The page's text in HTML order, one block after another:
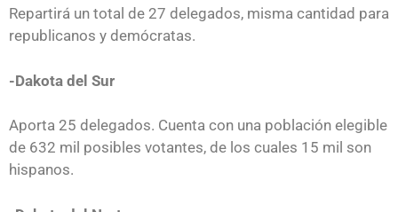
Repartirá un total de 27 delegados, misma cantidad para
republicanos y demócratas.
-Dakota del Sur
Aporta 25 delegados. Cuenta con una población elegible
de 632 mil posibles votantes, de los cuales 15 mil son
hispanos.